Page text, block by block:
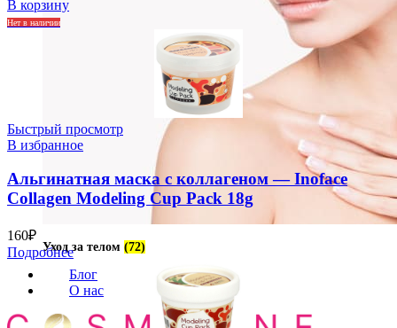
Уход за телом (72)
Блог
О нас
В корзину
Нет в наличии
Быстрый просмотр
В избранное
Альгинатная маска с коллагеном — Inoface
Collagen Modeling Cup Pack 18g
160₽
Подробнее